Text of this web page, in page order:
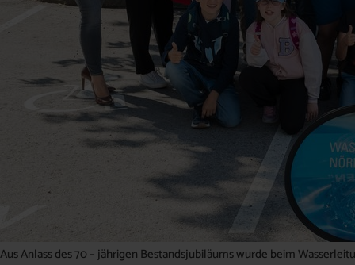
Aus Anlass des 70 – jährigen Bestandsjubiläums wurde beim